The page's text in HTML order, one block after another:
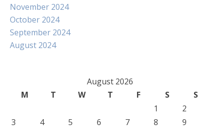
November 2024
October 2024
September 2024
August 2024
August 2026
M
T W T F S
S
1
2
3
4 5 6 7 8
9